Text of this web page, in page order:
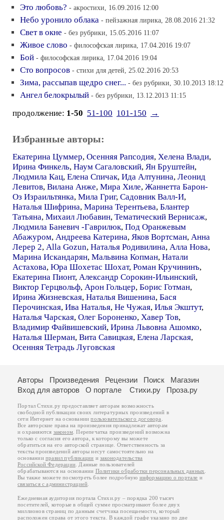
Это любовь? - акростихи, 16.09.2016 12:00
Небо уронило облака - пейзажная лирика, 28.08.2016 21:32
Свет в окне - без рубрики, 15.05.2016 11:07
Живое слово - философская лирика, 17.04.2016 19:07
Бой - философская лирика, 17.04.2016 19:04
Сто вопросов - стихи для детей, 25.02.2016 20:53
Зима, рассыпав щедро снег... - без рубрики, 30.10.2013 18:12
Ангел белокрылый - без рубрики, 13.12.2013 11:15
продолжение: 1-50 51-100 101-150 →
Избранные авторы:
Екатерина Цуммер, Осенняя Рапсодия, Хелена Влади,
Ирина Финкель, Наум Сагаловский, Ян Бруштейн,
Людмила Кац, Елена Спичак, Ида Алтунина, Леонид
Левитов, Вилана Анже, Мира Хиле, Жаннетта Барон-
Оз Израильтянка, Мила Григ, Садовник Валл-И,
Наталья Шифрина, Марина Терентьева, Блантер
Татьяна, Михаил Любавин, Тематический Вернисаж,
Людмила Баневич -Гаврилюк, Под Оранжевым
Абажуром, Андреева Катерина, Яков Вортсман, Анна
Лерер 2, Alla Gozun, Наталья Родивилина, Алла Нова,
Марина Искандарян, Мальвина Копман, Натали
Астахова, Юра Шохетас Шохат, Роман Кручининъ,
Екатерина Пионт, Александр Сорокин-Ильинский,
Виктор Герцвольф, Арон Гольцер, Борис Готман,
Ирина Жизневская, Наталья Вишенина, Бася
Перочинская, Ива Наталья, Не Чужая, Илья Экштут,
Наталья Чарская, Олег Бороненко, Хавер Тов,
Владимир Файвишевский, Ирина Львовна Ашомко,
Наталья Шерман, Вита Савицкая, Елена Ларская,
Осенняя Тетрадь Луговская
Авторы Произведения Рецензии Поиск
Магазин
Вход для авторов
О портале Стихи.ру Проза.ру
Портал Стихи.ру предоставляет авторам возможность
свободной публикации своих литературных произведений в
сети Интернет на основаниипользовательского договора
Все авторские права на произведения принадлежат авторам
и охраняются законом . Перепечатка произведений возможна
только с согласия его автора, к которому вы можете
обратиться на его авторской странице. Ответственность за
тексты произведений авторы несут самостоятельно на
основанииправил публикации изаконодательства
Российской Федерации . Данные пользователей
обрабатываются на основании Политики обработки персональных данных
Вы также можете посмотреть более подробную информацию о портале и
связаться с администрацией
Ежедневная аудитория портала Стихи.ру – порядка 200 тысяч
посетителей, которые в общей сумме просматривают более двух
миллионов страниц по данным счетчика посещаемости, который
расположен справа от этого текста. В каждой графе указано по две